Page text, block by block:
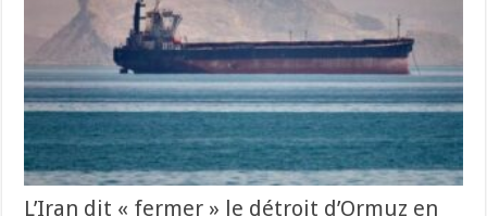
L’Iran dit « fermer » le détroit d’Ormuz en